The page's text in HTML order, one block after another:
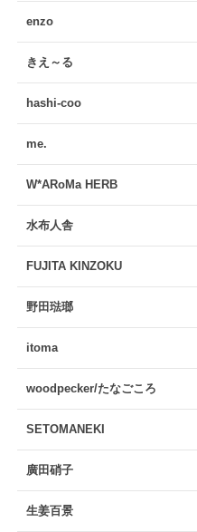
enzo
きえ～る
hashi-coo
me.
W*ARoMa HERB
水布人舎
FUJITA KINZOKU
野田琺瑯
itoma
woodpecker/たなごころ
SETOMANEKI
廣田硝子
生姜百景